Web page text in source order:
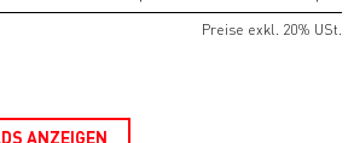
Preise exkl. 20% USt.
ANZEIGEN